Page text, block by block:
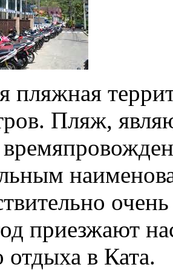
пляжная
Пляж,
приезжают
в Ката.